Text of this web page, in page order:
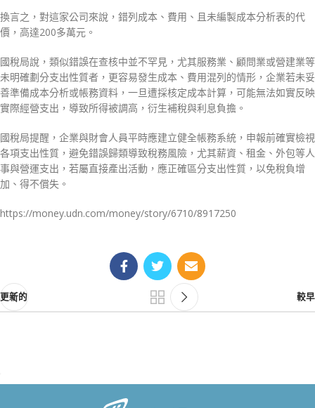
換言之，對這家公司來說，錯列成本、費用、且未編製成本分析表的代
價，高達200多萬元。
國稅局說，類似錯誤在查核中並不罕見，尤其服務業、顧問業或營建業等
未明確劃分支出性質者，更容易發生成本、費用混列的情形，企業若未妥
善準備成本分析或帳務資料，一旦遭採核定成本計算，可能無法如實反映
實際經營支出，導致所得被調高，衍生補稅與利息負擔。
國稅局提醒，企業與財會人員平時應建立健全帳務系統，申報前確實檢視
各項支出性質，避免錯誤歸類導致稅務風險，尤其薪資、租金、外包等人
事與營運支出，若屬直接產出活動，應正確區分支出性質，以免稅負增
加、得不償失。
https://money.udn.com/money/story/6710/8917250
更新的 較早